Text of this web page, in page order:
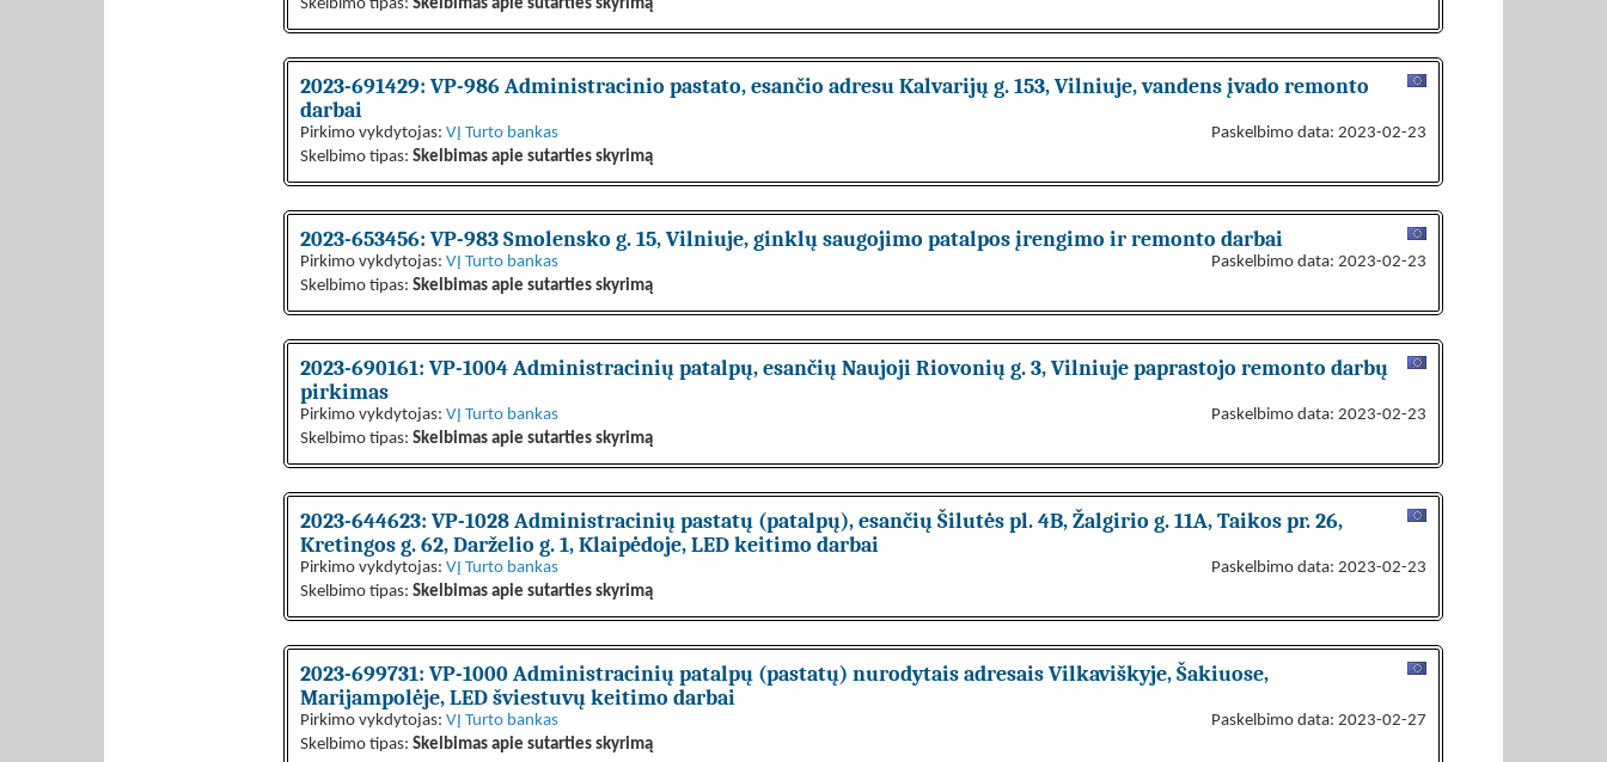
Skelbimo tipas: Skelbimas apie sutarties skyrimą
2023-691429: VP-986 Administracinio pastato, esančio adresu Kalvarijų g. 153, Vilniuje, vandens įvado remonto
darbai
Pirkimo vykdytojas: VĮ Turto bankas
Skelbimo tipas: Skelbimas apie sutarties skyrimą
Paskelbimo data: 2023-02-23
2023-653456: VP-983 Smolensko g. 15, Vilniuje, ginklų saugojimo patalpos įrengimo ir remonto darbai
Pirkimo vykdytojas: VĮ Turto bankas
Skelbimo tipas: Skelbimas apie sutarties skyrimą
Paskelbimo data: 2023-02-23
2023-690161: VP-1004 Administracinių patalpų, esančių Naujoji Riovonių g. 3, Vilniuje paprastojo remonto darbų
pirkimas
Pirkimo vykdytojas: VĮ Turto bankas
Skelbimo tipas: Skelbimas apie sutarties skyrimą
Paskelbimo data: 2023-02-23
2023-644623: VP-1028 Administracinių pastatų (patalpų), esančių Šilutės pl. 4B, Žalgirio g. 11A, Taikos pr. 26,
Kretingos g. 62, Darželio g. 1, Klaipėdoje, LED keitimo darbai
Pirkimo vykdytojas: VĮ Turto bankas
Skelbimo tipas: Skelbimas apie sutarties skyrimą
Paskelbimo data: 2023-02-23
2023-699731: VP-1000 Administracinių patalpų (pastatų) nurodytais adresais Vilkaviškyje, Šakiuose,
Marijampolėje, LED šviestuvų keitimo darbai
Pirkimo vykdytojas: VĮ Turto bankas
Skelbimo tipas: Skelbimas apie sutarties skyrimą
Paskelbimo data: 2023-02-27